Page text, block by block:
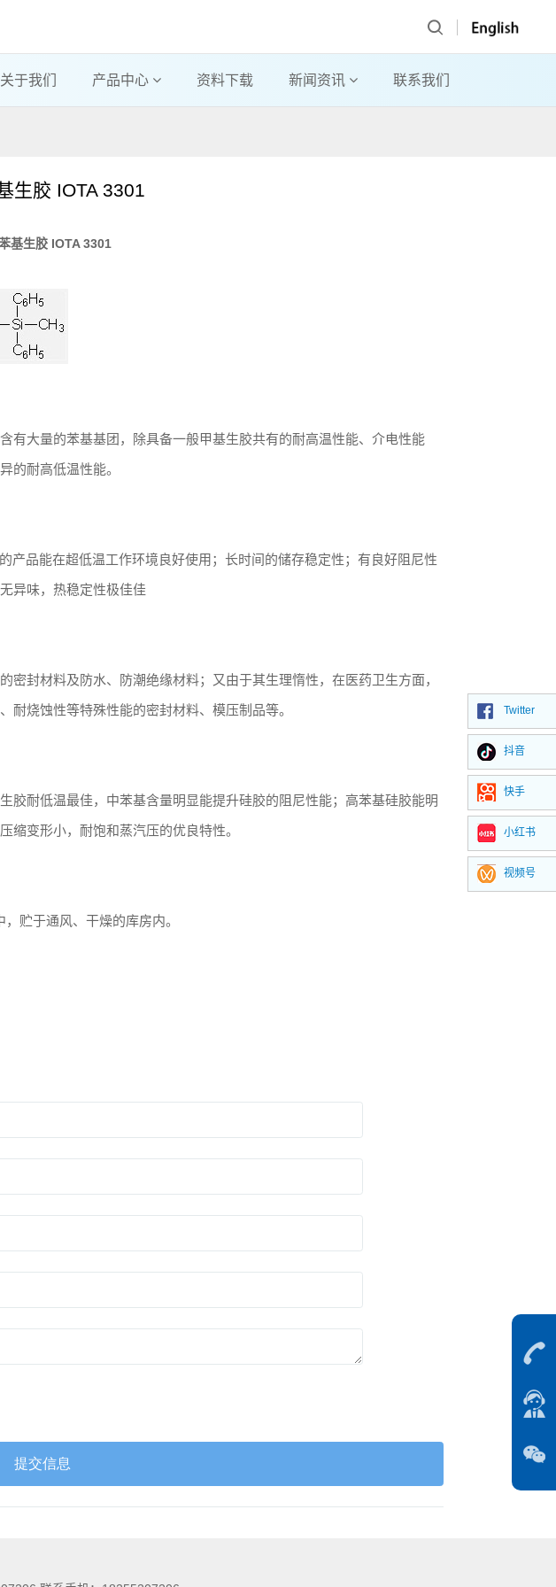
关于我们 产品中心 资料下载 新闻资讯 联系我们
生胶 IOTA 3301
基生胶IOTA 3301
有大量的苯基基团，除具备一般甲基生胶共有的耐高温性能、介电性能
的耐高低温性能。
品能在超低温工作环境良好使用；长时间的储存稳定性；有良好阻尼性
异味，热稳定性极佳佳
封材料及防水、防潮绝缘材料；又由于其生理惰性，在医药卫生方面，
烧蚀性等特殊性能的密封材料、模压制品等。
胶耐低温最佳，中苯基含量明显能提升硅胶的阻尼性能；高苯基硅胶能明
缩变形小，耐饱和蒸汽压的优良特性。
贮于通风、干燥的库房内。
Twitter
抖音
快手
小红书
视频号